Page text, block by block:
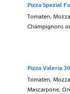
Pizza Spezial
Tomaten,
Champignons
Pizza Valeria
Tomaten,
Mascarpone,